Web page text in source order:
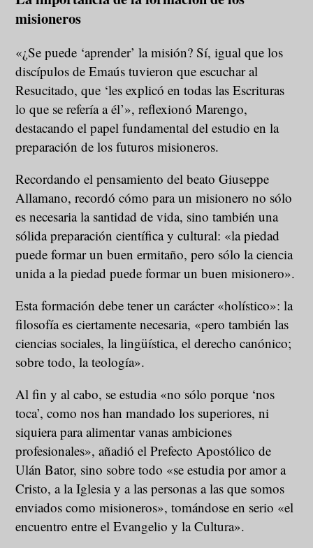
misioneros
«¿Se puede ‘aprender’ la misión? Sí, igual que los
discípulos de Emaús tuvieron que escuchar al
Resucitado, que ‘les explicó en todas las Escrituras
lo que se refería a él’», reflexionó Marengo,
destacando el papel fundamental del estudio en la
preparación de los futuros misioneros.
Recordando el pensamiento del beato Giuseppe
Allamano, recordó cómo para un misionero no sólo
es necesaria la santidad de vida, sino también una
sólida preparación científica y cultural: «la piedad
puede formar un buen ermitaño, pero sólo la ciencia
unida a la piedad puede formar un buen misionero».
Esta formación debe tener un carácter «holístico»: la
filosofía es ciertamente necesaria, «pero también las
ciencias sociales, la lingüística, el derecho canónico;
sobre todo, la teología».
Al fin y al cabo, se estudia «no sólo porque ‘nos
toca’, como nos han mandado los superiores, ni
siquiera para alimentar vanas ambiciones
profesionales», añadió el Prefecto Apostólico de
Ulán Bator, sino sobre todo «se estudia por amor a
Cristo, a la Iglesia y a las personas a las que somos
enviados como misioneros», tomándose en serio «el
encuentro entre el Evangelio y la Cultura».